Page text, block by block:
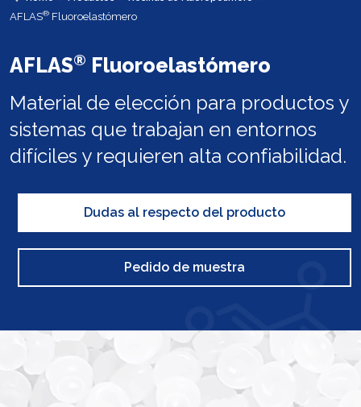
AFLAS® Fluoroelastómero
AFLAS® Fluoroelastómero
Material de elección para productos y
sistemas que trabajan en entornos
difíciles y requieren alta confiabilidad.
Dudas al respecto del producto
Pedido de muestra